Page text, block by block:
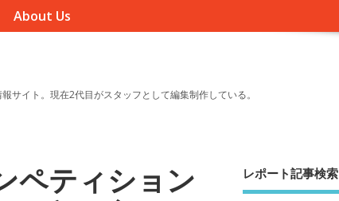
About Us
サイト。現在2代目がスタッフとして編集制作している。
ペティション レポート記事検索